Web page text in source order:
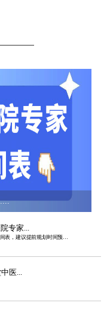
专家...
医...